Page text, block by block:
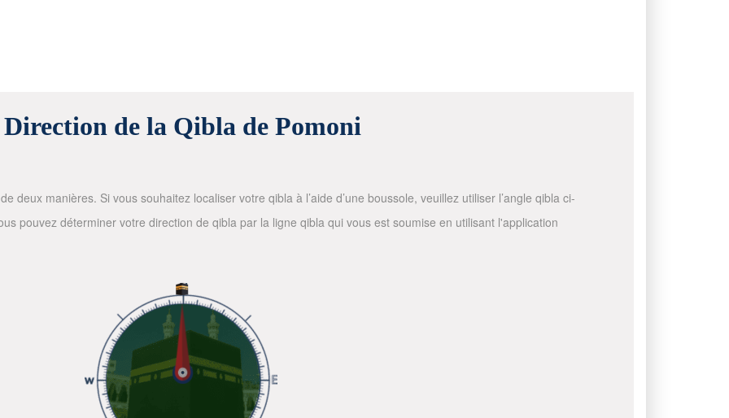
Direction de la Qibla de Pomoni
deux manières. Si vous souhaitez localiser votre qibla à l’aide d’une boussole, veuillez utiliser l’angle qibla ci-
pouvez déterminer votre direction de qibla par la ligne qibla qui vous est soumise en utilisant l'application